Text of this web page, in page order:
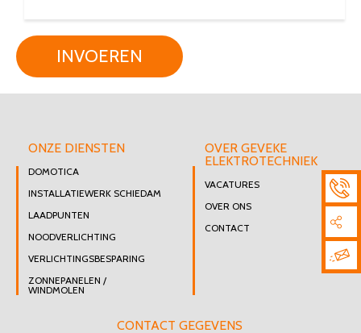
INVOEREN
ONZE DIENSTEN
DOMOTICA
INSTALLATIEWERK SCHIEDAM
LAADPUNTEN
NOODVERLICHTING
VERLICHTINGSBESPARING
ZONNEPANELEN /
WINDMOLEN
OVER GEVEKE
ELEKTROTECHNIEK
VACATURES
OVER ONS
CONTACT
CONTACT GEGEVENS